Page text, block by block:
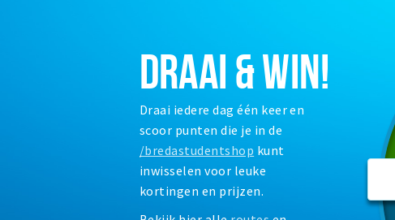
DRAAI & WIN!
Draai iedere dag één keer en
scoor punten die je in de
/bredastudentshop kunt
inwisselen voor leuke
kortingen en prijzen.